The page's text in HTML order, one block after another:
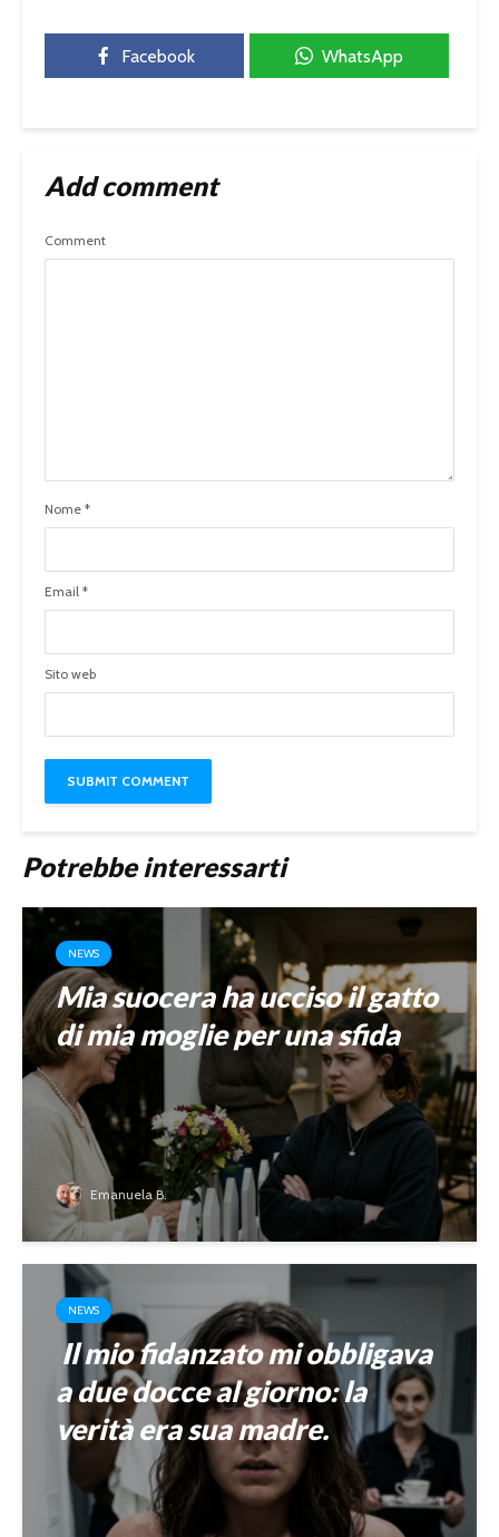
Facebook WhatsApp
Add comment
Comment
Nome *
Email *
Sito web
Potrebbe interessarti
NEWS
Mia suocera ha ucciso il gatto
di mia moglie per una sfida
Emanuela B.
NEWS
Il mio fidanzato mi obbligava
a due docce al giorno: la
verità era sua madre.